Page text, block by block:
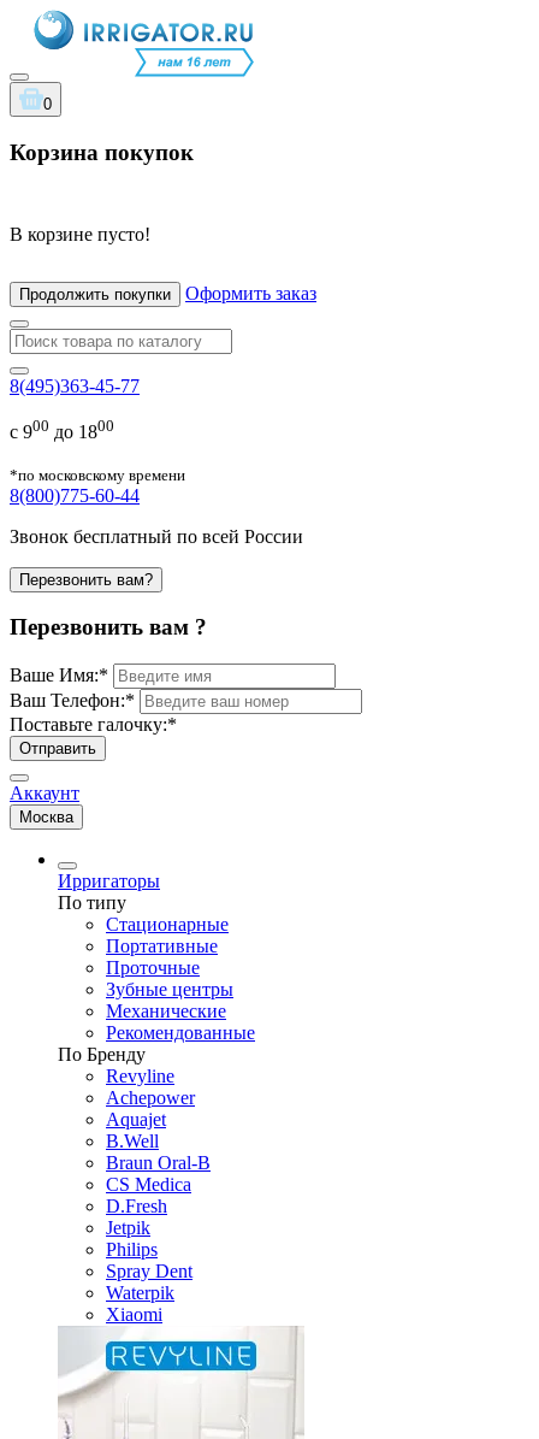
0
Корзина покупок
В корзине пусто!
Продолжить покупки Оформить заказ
8(495)363-45-77
с 900 до 1800
*по московскому времени
8(800)775-60-44
Звонок бесплатный по всей России
Перезвонить вам?
Перезвонить вам ?
Ваше Имя:*
Ваш Телефон:*
Поставьте галочку:*
Отправить
Аккаунт
Москва
Ирригаторы
По типу
Стационарные
Портативные
Проточные
Зубные центры
Механические
Рекомендованные
По Бренду
Revyline
Achepower
Aquajet
B.Well
Braun Oral-B
CS Medica
D.Fresh
Jetpik
Philips
Spray Dent
Waterpik
Xiaomi